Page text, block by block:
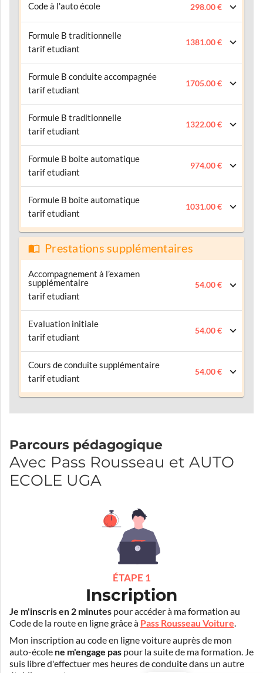
Code à l'auto école 298.00 €
Formule B traditionnelle
tarif etudiant
1381.00 €
Formule B conduite accompagnée
tarif etudiant
1705.00 €
Formule B traditionnelle
tarif etudiant
1322.00 €
Formule B boite automatique
tarif etudiant
974.00 €
Formule B boite automatique
tarif etudiant
1031.00 €
Prestations supplémentaires
Accompagnement à l’examen
supplémentaire
tarif etudiant
54.00 €
Evaluation initiale
tarif etudiant
54.00 €
Cours de conduite supplémentaire
tarif etudiant
54.00 €
Parcours pédagogique
Avec Pass Rousseau et AUTO
ECOLE UGA
ÉTAPE 1
Inscription
Je m'inscris en 2 minutes pour accéder à ma formation au
Code de la route en ligne grâce à Pass Rousseau Voiture.
Mon inscription au code en ligne voiture auprès de mon
auto-école ne m'engage pas pour la suite de ma formation. Je
suis libre d'effectuer mes heures de conduite dans un autre